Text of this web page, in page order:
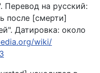
Перевод на русский:
после [смерти]
Датировка: около
wiki/